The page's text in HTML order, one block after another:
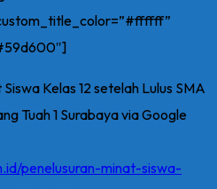
Kelas 12 setelah Lulus SMA
Tuah 1 Surabaya via Google
penelusuran-minat-siswa-